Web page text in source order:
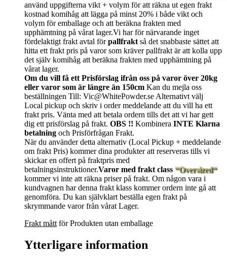
använd uppgifterna vikt + volym för att räkna ut egen frakt
kostnad komihåg att lägga på minst 20% i både vikt och
volym för emballage och att beräkna frakten med
upphämtning på vårat lager.Vi har för närvarande inget
fördelaktigt frakt avtal förpallfrakt så det snabbaste sättet att
hitta ett frakt pris på varor som kräver pallfrakt är att kolla upp
det själv komihåg att beräkna frakten med upphämtning på
vårat lager.
Om du vill få ett Prisförslag ifrån oss på varor över 20kg
eller varor som är längre än 150cm Kan du mejla oss
beställningen Till: Vic@WhitePowder.se Alternativt välj
Local pickup och skriv i order meddelande att du vill ha ett
frakt pris. Vänta med att betala ordern tills det att vi har gett
dig ett prisförslag på frakt. OBS !! Kombinera INTE Klarna
betalning och Prisförfrågan Frakt.
När du använder detta alternativ (Local Pickup + meddelande
om frakt Pris) kommer dina produkter att reserveras tills vi
skickar en offert på fraktpris med
betalningsinstruktioner.Varor med frakt class “Oversized“
kommer vi inte att räkna priser på frakt. Om någon vara i
kundvagnen har denna frakt klass kommer ordern inte gå att
genomföra. Du kan självklart beställa egen frakt på
skrymmande varor från vårat Lager.
Frakt mått för Produkten utan emballage
Ytterligare information